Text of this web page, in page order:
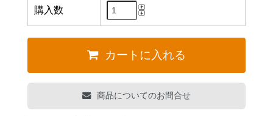
購入数
カートに入れる
商品についてのお問合せ